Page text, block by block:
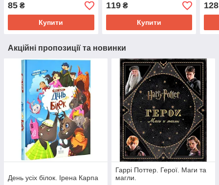
85 ₴
Купити
119₴
Купити
128
Акційні пропозиції та новинки
День усіх білок. Ірена Карпа
Гаррі Поттер. Герої. Маги та
магли.